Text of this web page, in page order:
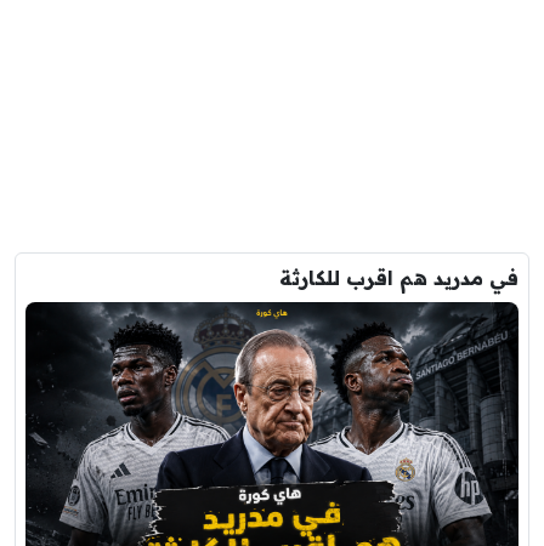
في مدريد هم اقرب للكارثة